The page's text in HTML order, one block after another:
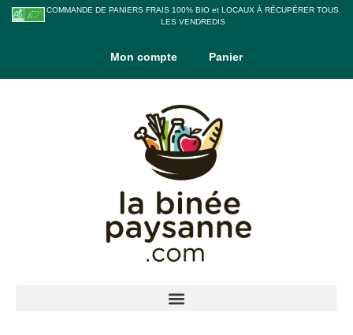
COMMANDE DE PANIERS FRAIS 100% BIO et LOCAUX À RÉCUPÉRER TOUS
LES VENDREDIS
Mon compte Panier